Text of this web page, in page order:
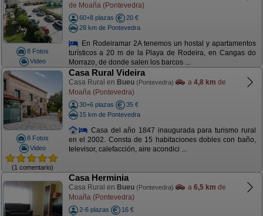
8 Fotos
Video
de Moaña (Pontevedra)
60+8 plazas
20 €
28 km de Pontevedra
En Rodeiramar 2A tenemos un hostal y apartamentos
turísticos a 20 m de la Playa de Rodeira, en Cangas do
Morrazo, de donde salen los barcos ...
8 Fotos
Video
(1 comentario)
Casa Rural Videira
Casa Rural en Bueu (Pontevedra) a 4,8 km de
Moaña (Pontevedra)
30+6 plazas
35 €
15 km de Pontevedra
Casa del año 1847 inaugurada para turismo rural
en el 2002. Consta de 15 habitaciones dobles con baño,
televisor, calefacción, aire acondici ...
Casa Herminia
Casa Rural en Bueu (Pontevedra) a 6,5 km de
Moaña (Pontevedra)
2-6 plazas
16 €